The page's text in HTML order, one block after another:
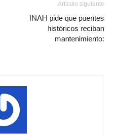
Artículo siguiente
INAH pide que puentes
históricos reciban
mantenimiento: